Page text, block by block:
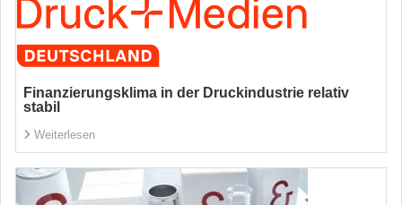
Finanzierungsklima in der Druckindustrie relativ
stabil
Weiterlesen